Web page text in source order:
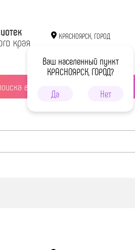
КРАСНОЯРСК, ГОРОД
Ваш населенный пункт
КРАСНОЯРСК, ГОРОД?
Да
Нет